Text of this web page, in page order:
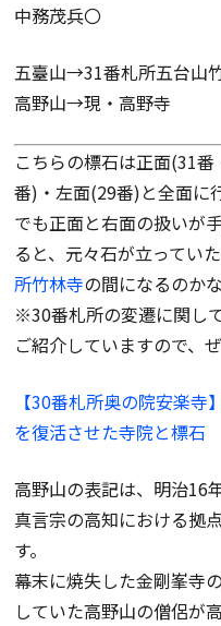
中務茂兵〇
五臺山→31番札所五台山
高野山→現・高野寺
こちらの標石は正面(31
番)・左面(29番)と全面に
でも正面と右面の扱いが
ると、元々石が立ってい
所竹林寺の間になるのか
※30番札所の変遷に関し
ご紹介していますので、
【30番札所奥の院安楽
を復活させた寺院と標石
高野山の表記は、明治16
真言宗の高知における拠
す。
幕末に焼失した金剛峯寺
していた高野山の僧侶が